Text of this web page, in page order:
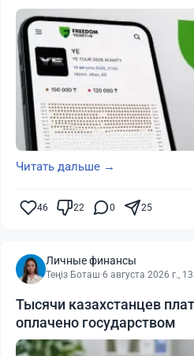
Читать дальше →
46 22 0 25
Личные финансы
Теңіз Боташ·6 августа 2026 г.,
Тысячи казахстанцев
оплачено государством